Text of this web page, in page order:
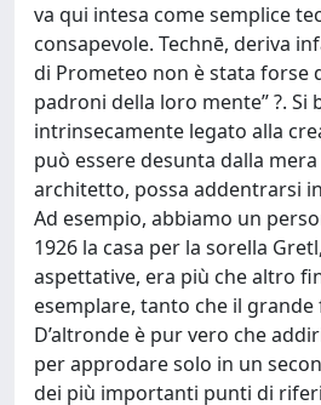
va qui intesa come semplice
consapevole. Technē, deriva
di Prometeo non è stata forse
padroni della loro mente” ?.
intrinsecamente legato alla
può essere desunta dalla
architetto, possa addentrarsi
Ad esempio, abbiamo un
1926 la casa per la sorella
aspettative, era più che altro
esemplare, tanto che il
D’altronde è pur vero che
per approdare solo in un
dei più importanti punti di